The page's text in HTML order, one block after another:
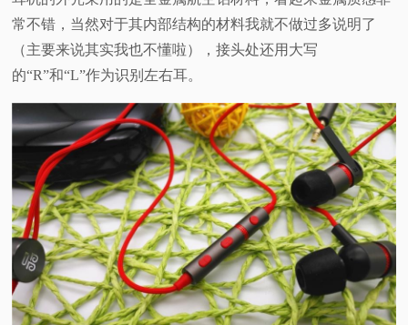
常不错，当然对于其内部结构的材料我就不做过多说明了
（主要来说其实我也不懂啦），接头处还用大写
的“R”和“L”作为识别左右耳。